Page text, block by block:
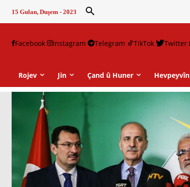
15 Gulan, Duşem - 2023
Facebook Instagram Telegram TikTok Twitter
Rojev Jin Çand û Huner Hevpeyvîn